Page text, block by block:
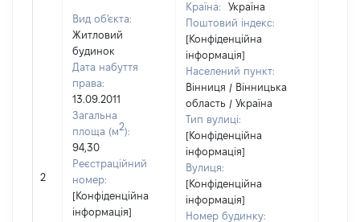
2
Вид об'єкта:
Житловий
будинок
Дата набуття
права:
13.09.2011
Загальна
площа (м2):
94,30
Реєстраційний
номер:
[Конфіденційна
інформація]
Країна:
Україна
Поштовий індекс:
[Конфіденційна
інформація]
Населений пункт:
Вінниця / Вінницька
область / Україна
Тип вулиці:
[Конфіденційна
інформація]
Вулиця:
[Конфіденційна
інформація]
Номер будинку: